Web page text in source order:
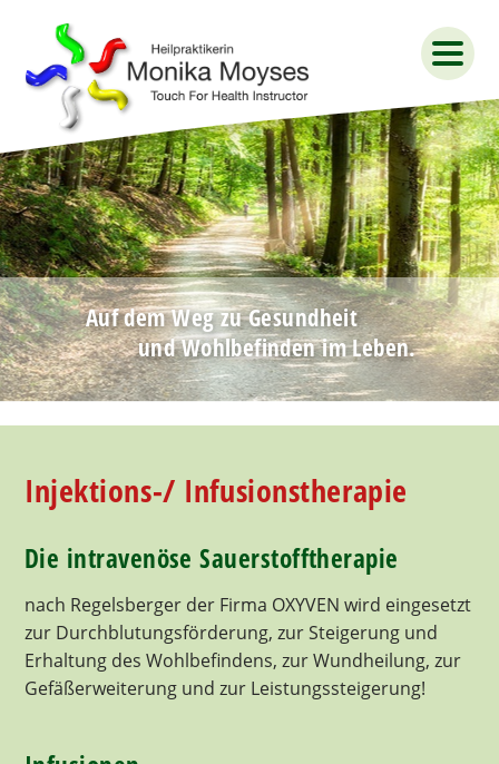
Auf dem Weg zu Gesundheit
und Wohlbefinden im Leben.
Injektions-/ Infusionstherapie
Die intravenöse Sauerstofftherapie
nach Regelsberger der Firma OXYVEN wird eingesetzt
zur Durchblutungsförderung, zur Steigerung und
Erhaltung des Wohlbefindens, zur Wundheilung, zur
Gefäßerweiterung und zur Leistungssteigerung!